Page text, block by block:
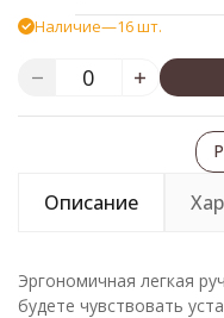
Наличие—16 шт.
Описание
Эргономичная легкая
будете чувствовать